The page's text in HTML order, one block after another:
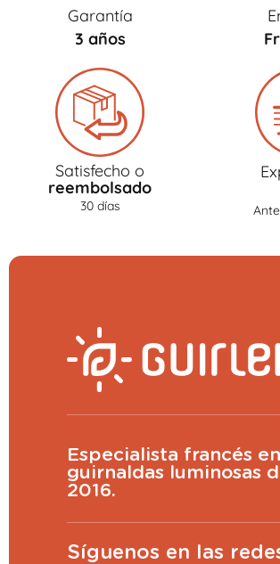
Garantía
3 años
Satisfecho o
reembolsado
30 días
Especialista francés en
guirnaldas luminosas
2016.
Síguenos en las